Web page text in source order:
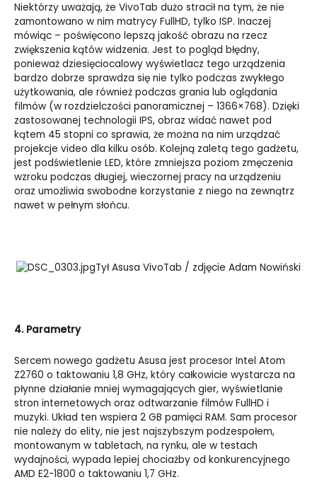
Niektórzy uważają, że VivoTab dużo stracił na tym, że nie
zamontowano w nim matrycy FullHD, tylko ISP. Inaczej
mówiąc – poświęcono lepszą jakość obrazu na rzecz
zwiększenia kątów widzenia. Jest to pogląd błędny,
ponieważ dziesięciocalowy wyświetlacz tego urządzenia
bardzo dobrze sprawdza się nie tylko podczas zwykłego
użytkowania, ale również podczas grania lub oglądania
filmów (w rozdzielczości panoramicznej – 1366×768). Dzięki
zastosowanej technologii IPS, obraz widać nawet pod
kątem 45 stopni co sprawia, że można na nim urządzać
projekcje video dla kilku osób. Kolejną zaletą tego gadżetu,
jest podświetlenie LED, które zmniejsza poziom zmęczenia
wzroku podczas długiej, wieczornej pracy na urządzeniu
oraz umożliwia swobodne korzystanie z niego na zewnątrz
nawet w pełnym słońcu.
Tył Asusa VivoTab / zdjęcie Adam Nowiński
4. Parametry
Sercem nowego gadżetu Asusa jest procesor Intel Atom
Z2760 o taktowaniu 1,8 GHz, który całkowicie wystarcza na
płynne działanie mniej wymagających gier, wyświetlanie
stron internetowych oraz odtwarzanie filmów FullHD i
muzyki. Układ ten wspiera 2 GB pamięci RAM. Sam procesor
nie należy do elity, nie jest najszybszym podzespołem,
montowanym w tabletach, na rynku, ale w testach
wydajności, wypada lepiej chociażby od konkurencyjnego
AMD E2-1800 o taktowaniu 1,7 GHz.